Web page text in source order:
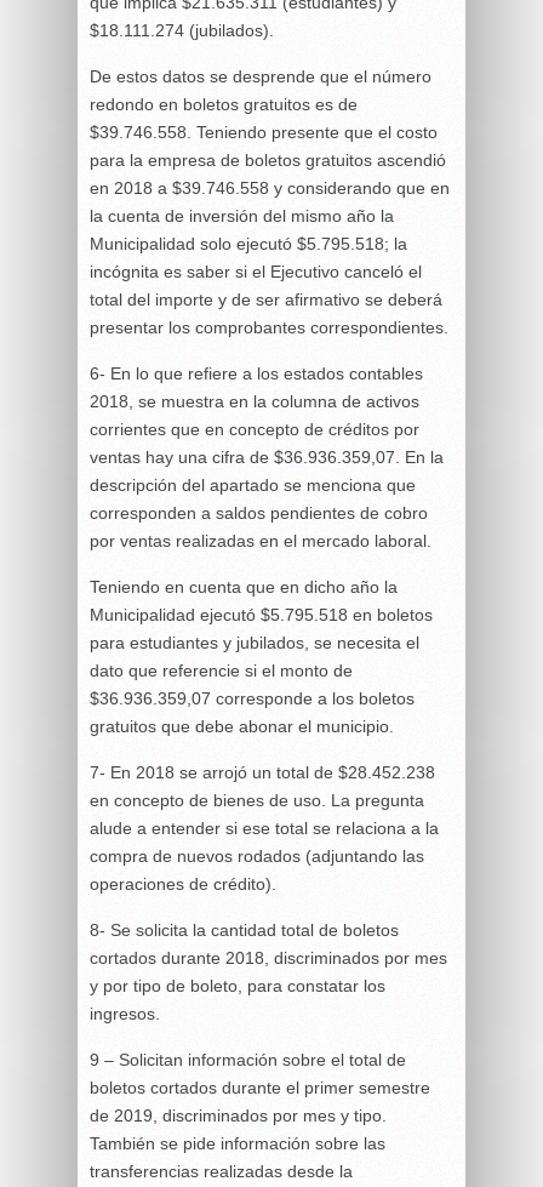
$18.111.274 (jubilados).
De estos datos se desprende que el número
redondo en boletos gratuitos es de
$39.746.558. Teniendo presente que el costo
para la empresa de boletos gratuitos ascendió
en 2018 a $39.746.558 y considerando que en
la cuenta de inversión del mismo año la
Municipalidad solo ejecutó $5.795.518; la
incógnita es saber si el Ejecutivo canceló el
total del importe y de ser afirmativo se deberá
presentar los comprobantes correspondientes.
6- En lo que refiere a los estados contables
2018, se muestra en la columna de activos
corrientes que en concepto de créditos por
ventas hay una cifra de $36.936.359,07. En la
descripción del apartado se menciona que
corresponden a saldos pendientes de cobro
por ventas realizadas en el mercado laboral.
Teniendo en cuenta que en dicho año la
Municipalidad ejecutó $5.795.518 en boletos
para estudiantes y jubilados, se necesita el
dato que referencie si el monto de
$36.936.359,07 corresponde a los boletos
gratuitos que debe abonar el municipio.
7- En 2018 se arrojó un total de $28.452.238
en concepto de bienes de uso. La pregunta
alude a entender si ese total se relaciona a la
compra de nuevos rodados (adjuntando las
operaciones de crédito).
8- Se solicita la cantidad total de boletos
cortados durante 2018, discriminados por mes
y por tipo de boleto, para constatar los
ingresos.
9 – Solicitan información sobre el total de
boletos cortados durante el primer semestre
de 2019, discriminados por mes y tipo.
También se pide información sobre las
transferencias realizadas desde la